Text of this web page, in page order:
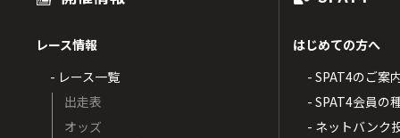
レース情報
- レース一覧
出走表
オッズ
はじめての方へ
- SPAT4のご案
- SPAT4会員の
- ネットバンク